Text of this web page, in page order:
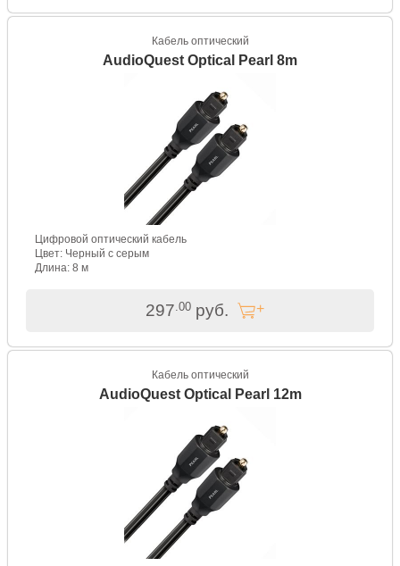
Кабель оптический
AudioQuest Optical Pearl 8m
Цифровой оптический кабель
Цвет: Черный с серым
Длина: 8 м
297 .00руб.
Кабель оптический
AudioQuest Optical Pearl 12m